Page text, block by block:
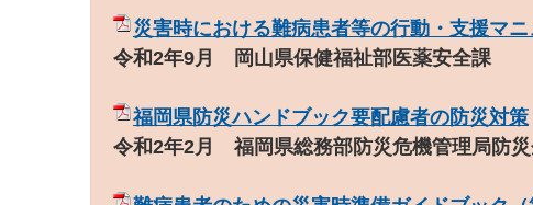
災害時における難病患者等の行動・支援マニ
令和2年9月 岡山県保健福祉部医薬安全課
福岡県防災ハンドブック要配慮者の防災対策
令和2年2月 福岡県総務部防災危機管理局防